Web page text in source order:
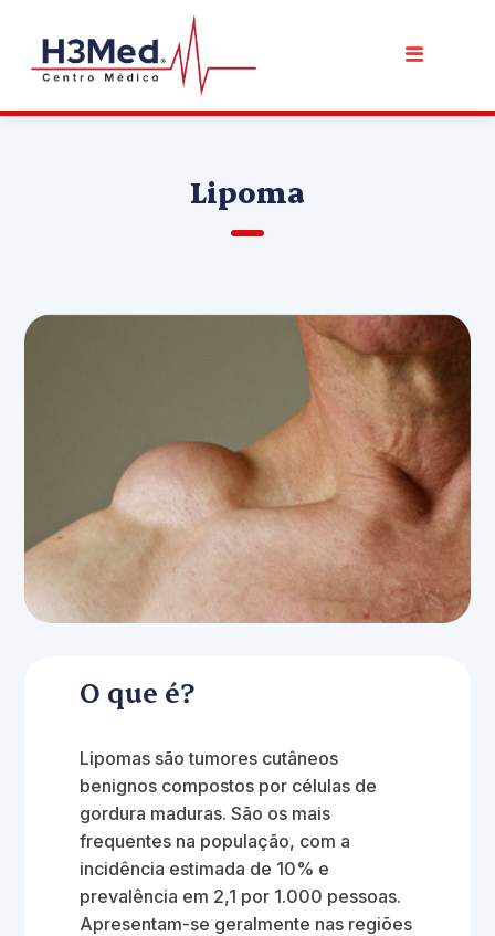
Lipoma
O que é?
Lipomas são tumores cutâneos
benignos compostos por células de
gordura maduras. São os mais
frequentes na população, com a
incidência estimada de 10% e
prevalência em 2,1 por 1.000 pessoas.
Apresentam-se geralmente nas regiões